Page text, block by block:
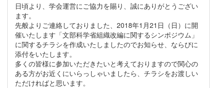
日頃より、学会運営にご協力を賜り、誠にありがとうござい
ます。
先般よりご連絡しておりました、2018年1月21日（日）に開
催いたします「文部科学省組織改編に関するシンポジウム」
に関するチラシを作成いたしましたのでお知らせ、ならびに
添付をいたします。
多くの皆様に参加いただきたいと考えておりますので関心の
ある方がお近くにいらっしゃいましたら、チラシをお渡しい
ただければと思います。